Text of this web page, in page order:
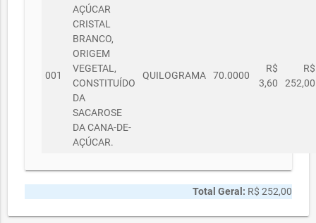
001
AÇÚCAR
CRISTAL
BRANCO,
ORIGEM
VEGETAL,
CONSTITUÍDO
DA
SACAROSE
DA CANA-DE-
AÇÚCAR.
QUILOGRAMA 70.0000
R$
3,60
R$
252,00
Total Geral: R$ 252,00